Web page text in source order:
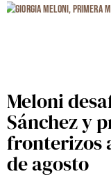
Meloni
Sánchez y
fronterizos
de agosto